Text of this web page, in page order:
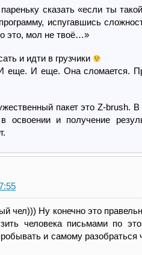
сказать «если ты
испугавшись
это, мол не твоё…»
и идти в грузчики
еще. И еще. Она сломается.
пакет это Z-brush. В
освоении и получение
чел))) Ну конечно это
человека письмами по
и самому разобраться